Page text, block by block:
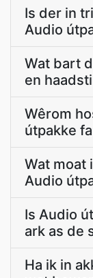
Is der in
Audio
Wat bart
en
Wêrom
útpakke
Wat moat
Audio
Is Audio
ark as de
Ha ik in